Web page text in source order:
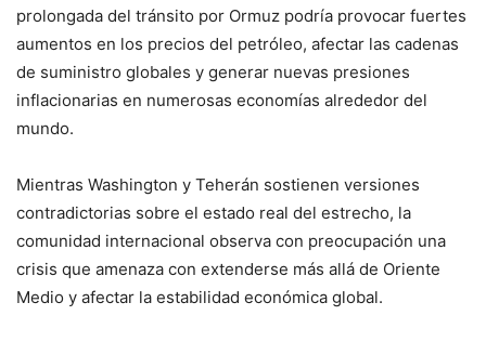
prolongada del tránsito por Ormuz podría provocar fuertes
aumentos en los precios del petróleo, afectar las cadenas
de suministro globales y generar nuevas presiones
inflacionarias en numerosas economías alrededor del
mundo.
Mientras Washington y Teherán sostienen versiones
contradictorias sobre el estado real del estrecho, la
comunidad internacional observa con preocupación una
crisis que amenaza con extenderse más allá de Oriente
Medio y afectar la estabilidad económica global.